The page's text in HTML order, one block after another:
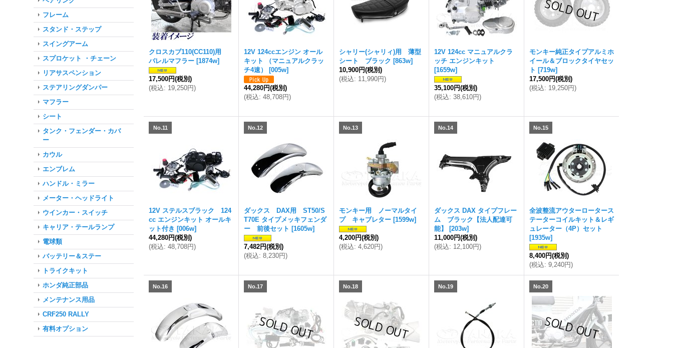
フレーム
スタンド・ステップ
スイングアーム
スプロケット ・チェーン
リアサスペンション
ステアリングダンパー
マフラー
シート
タンク・フェンダー・カバ
ー
カウル
エンブレム
ハンドル・ミラー
メーター・ヘッドライト
ウインカー・スイッチ
キャリア・テールランプ
電球類
バッテリー＆ステー
トライクキット
ホンダ純正部品
メンテナンス用品
CRF250 RALLY
有料オプション
クロスカブ110(CC110)用
バレルマフラー [1874w]
17,500円(税別)
(税込: 19,250円)
12V 124ccエンジン オール
キット （マニュアルクラッ
チ4速）
[005w]
44,280円(税別)
(税込: 48,708円)
シャリー(シャリィ)用 薄型
シート ブラック [863w]
10,900円(税別)
(税込: 11,990円)
12V 124cc マニュアルクラ
ッチ エンジンキット
[1659w]
35,100円(税別)
(税込: 38,610円)
モンキー純正タイプアルミホ
イール＆ブロックタイヤセッ
ト [719w]
17,500円(税別)
(税込: 19,250円)
No.11
12V ステルスブラック 124
cc エンジンキット オールキ
ット付き [006w]
44,280円(税別)
(税込: 48,708円)
No.12
ダックス DAX用 ST50/S
T70E タイプメッキフェンダ
ー 前後セット [1605w]
7,482円(税別)
(税込: 8,230円)
No.13
モンキー用 ノーマルタイ
プ キャブレター [1599w]
4,200円(税別)
(税込: 4,620円)
No.14
ダックス DAX タイプフレー
ム ブラック【法人配達可
能】
[203w]
11,000円(税別)
(税込: 12,100円)
No.15
全波整流アウターロータース
テーターコイルキット＆レギ
ュレーター（4P）セット
[1935w]
8,400円(税別)
(税込: 9,240円)
No.16 No.17 No.18 No.19 No.20